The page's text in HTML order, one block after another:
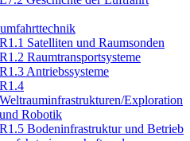
R1.1 Satelliten und Raumsonden
R1.2 Raumtransportsysteme
R1.3 Antriebssysteme
R1.4
Weltrauminfrastrukturen/Exploration
und Robotik
R1.5 Bodeninfrastruktur und Betrieb